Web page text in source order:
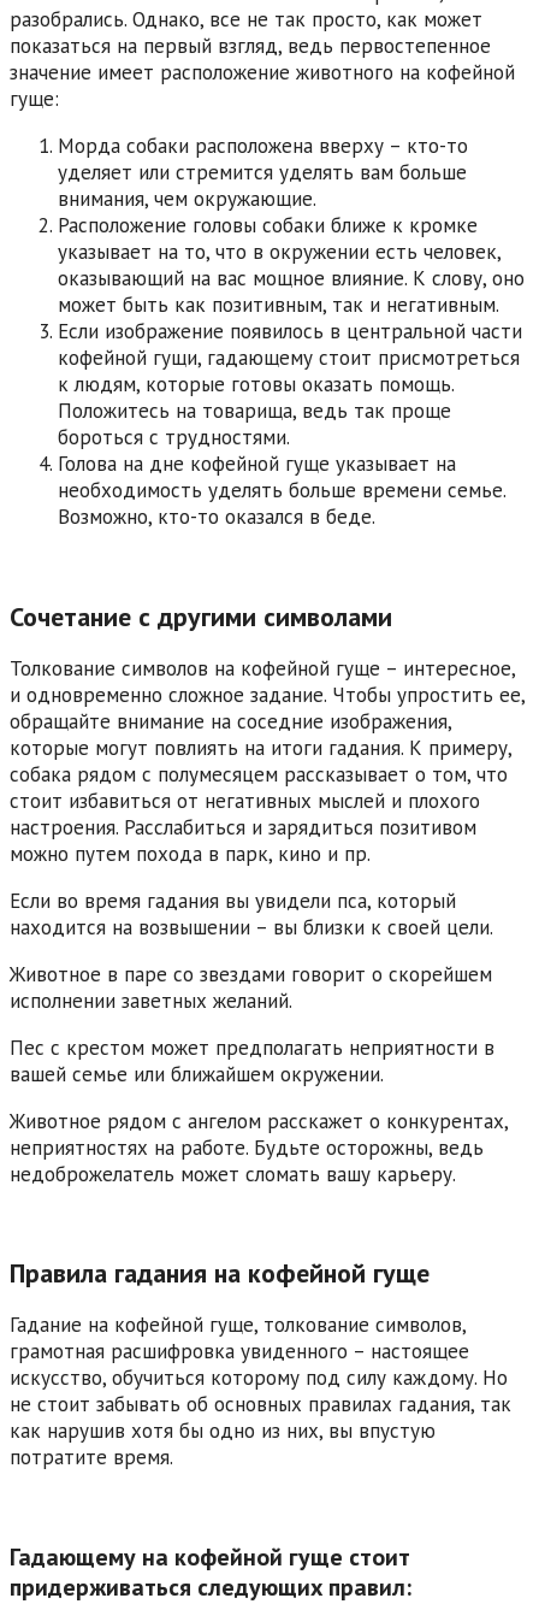
разобрались. Однако, все не так просто, как может
показаться на первый взгляд, ведь первостепенное
значение имеет расположение животного на кофейной
гуще:
Морда собаки расположена вверху – кто-то
уделяет или стремится уделять вам больше
внимания, чем окружающие.
Расположение головы собаки ближе к кромке
указывает на то, что в окружении есть человек,
оказывающий на вас мощное влияние. К слову, оно
может быть как позитивным, так и негативным.
Если изображение появилось в центральной части
кофейной гущи, гадающему стоит присмотреться
к людям, которые готовы оказать помощь.
Положитесь на товарища, ведь так проще
бороться с трудностями.
Голова на дне кофейной гуще указывает на
необходимость уделять больше времени семье.
Возможно, кто-то оказался в беде.
Сочетание с другими символами
Толкование символов на кофейной гуще – интересное,
и одновременно сложное задание. Чтобы упростить ее,
обращайте внимание на соседние изображения,
которые могут повлиять на итоги гадания. К примеру,
собака рядом с полумесяцем рассказывает о том, что
стоит избавиться от негативных мыслей и плохого
настроения. Расслабиться и зарядиться позитивом
можно путем похода в парк, кино и пр.
Если во время гадания вы увидели пса, который
находится на возвышении – вы близки к своей цели.
Животное в паре со звездами говорит о скорейшем
исполнении заветных желаний.
Пес с крестом может предполагать неприятности в
вашей семье или ближайшем окружении.
Животное рядом с ангелом расскажет о конкурентах,
неприятностях на работе. Будьте осторожны, ведь
недоброжелатель может сломать вашу карьеру.
Правила гадания на кофейной гуще
Гадание на кофейной гуще, толкование символов,
грамотная расшифровка увиденного – настоящее
искусство, обучиться которому под силу каждому. Но
не стоит забывать об основных правилах гадания, так
как нарушив хотя бы одно из них, вы впустую
потратите время.
Гадающему на кофейной гуще стоит
придерживаться следующих правил: